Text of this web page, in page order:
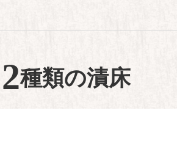
2種類の漬床